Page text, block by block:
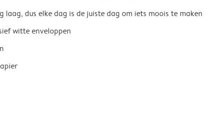
laag, dus elke dag is de juiste dag om iets moois te maken
witte enveloppen